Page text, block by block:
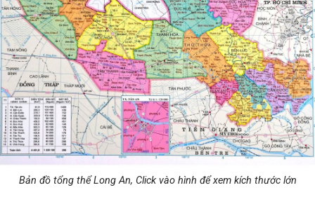
Bản đồ tổng thể Long An, Click vào hình để xem kích thước lớn